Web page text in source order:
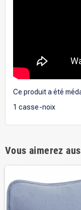
Ce produit a été
1 casse-noix
Vous aimerez